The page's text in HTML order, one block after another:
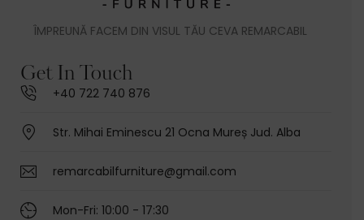
ÎMPREUNĂ FACEM DIN VISUL TĂU CEVA REMARCABIL
Get In Touch
+40 722 740 876
Str. Mihai Eminescu 21 Ocna Mureș Jud. Alba
remarcabilfurniture@gmail.com
Mon-Fri: 10:00 - 17:30